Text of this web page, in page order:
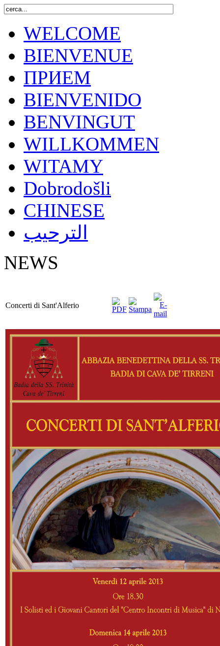
WELCOME
BIENVENUE
ПРИЕМ
BIENVENIDO
BENVINGUT
WILLKOMMEN
WITAMY
Dobrodošli
CHINESE
الترحيب
NEWS
Concerti di Sant'Alferio